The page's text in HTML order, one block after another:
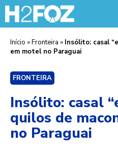
Início »Fronteira » Insólito: casal
em motel no Paraguai
FRONTEIRA
Insólito: casal
quilos de
no Paraguai